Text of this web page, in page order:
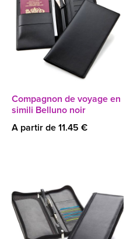
Compagnon de voyage en
simili Belluno noir
A partir de 11.45 €